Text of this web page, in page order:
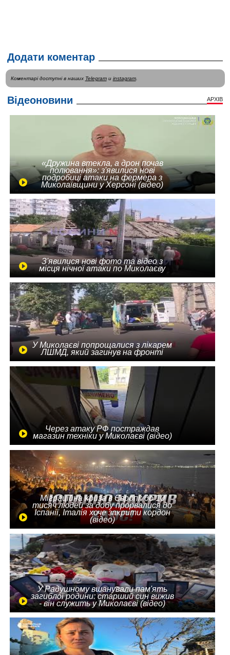
Додати коментар
Коментарі доступні в наших Telegramи instagram.
Відеоновини АРХІВ
«Дружина втекла, а дрон почав
полювання»: з'явилися нові
подробиці атаки на фермера з
Миколаївщини у Херсоні (відео)
З'явилися нові фото та відео з
місця нічної атаки по Миколаєву
У Миколаєві попрощалися з лікарем
ЛШМД, який загинув на фронті
Через атаку РФ постраждав
магазин техніки у Миколаєві (відео)
Міграційна криза в Європі: до 10
тисяч людей за добу прорвалися до
Іспанії, Італія хоче закрити кордон
(відео)
У Радушному вшанували пам'ять
загиблої родини: старший син вижив
- він служить у Миколаєві (відео)